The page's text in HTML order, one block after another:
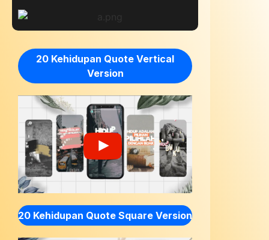
20 Kehidupan Quote Vertical
Version
20 Kehidupan Quote Square Version